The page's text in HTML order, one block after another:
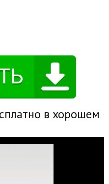
в хорошем